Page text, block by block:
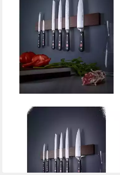
WÜSTHOF
Ausbeinmesser Classic 14cm
lieferbar - in 2-3 Werktagen bei dir